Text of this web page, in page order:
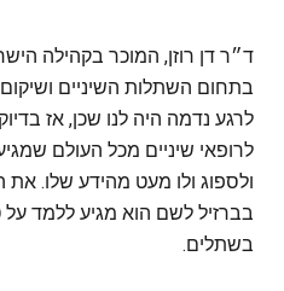
ד״ר דן רוזן, המוכר בקהילה
בתחום השתלות השיניים
לרגע נדמה היה לנו שכן, אז
לרופאי שיניים מכל העולם
ולספוג ולו מעט מהידע שלו. את
בברזיל לשם הוא מגיע ללמד על
בשתלים.